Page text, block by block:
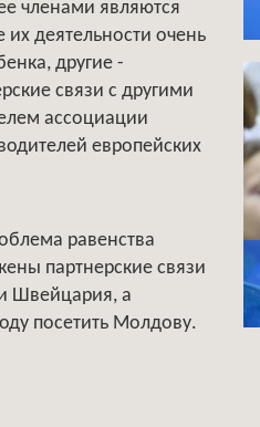
членами являются
деятельности очень
другие -
связи с другими
ассоциации
европейских
равенства
партнерские связи
Швейцария, а
посетить Молдову.